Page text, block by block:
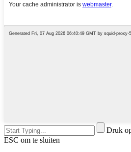
Druk
ESC om te sluiten